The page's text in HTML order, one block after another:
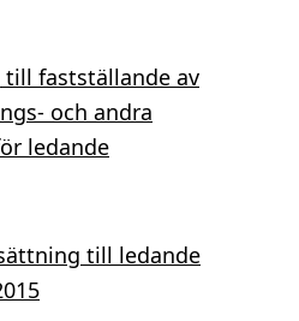
till fastställande av
och andra
ledande
till ledande